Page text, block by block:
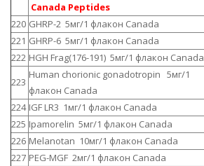
Canada Peptides
220 GHRP-2 5мг/1 флакон Canada
221 GHRP-6 5мг/1 флакон Canada
222 HGH Frag(176-191) 5мг/1 флакон Canada
223
Human chorionic gonadotropin 5мг/1
флакон Canada
224 IGF LR3 1мг/1 флакон Canada
225 Ipamorelin 5мг/1 флакон Canada
226 Melanotan 10мг/1 флакон Canada
227 PEG-MGF 2мг/1 флакон Canada